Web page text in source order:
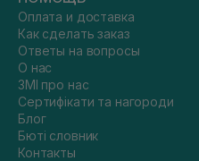
Оплата и доставка
Как сделать заказ
Ответы на вопросы
О нас
ЗМІ про нас
Сертифікати та нагороди
Блог
Бюті словник
Контакты